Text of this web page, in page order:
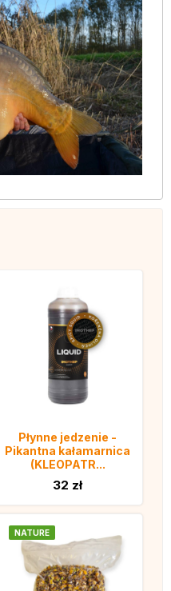
Płynne jedzenie -
Pikantna kałamarnica
(KLEOPATR...
32 zł
NATURE